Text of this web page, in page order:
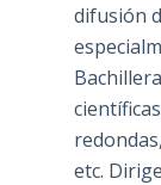
difusión
etc.